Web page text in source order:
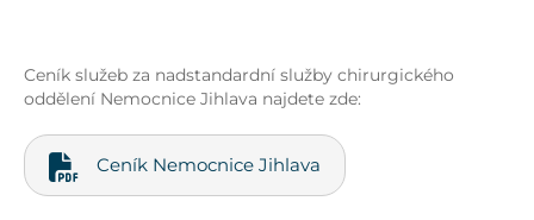
Ceník služeb za nadstandardní služby chirurgického
oddělení Nemocnice Jihlava najdete zde:
Ceník Nemocnice Jihlava